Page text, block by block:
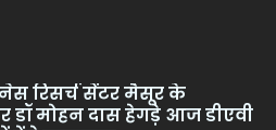
रिसर्च सेंटर मैसूर के
डॉ मोहन दास हेगड़े आज डीएवी